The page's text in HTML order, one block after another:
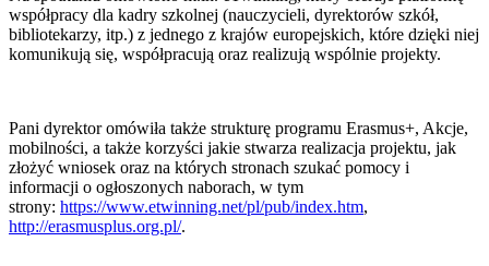
współpracy dla kadry szkolnej (nauczycieli, dyrektorów szkół,
bibliotekarzy, itp.) z jednego z krajów europejskich, które dzięki niej
komunikują się, współpracują oraz realizują wspólnie projekty.
Pani dyrektor omówiła także strukturę programu Erasmus+, Akcje,
mobilności, a także korzyści jakie stwarza realizacja projektu, jak
złożyć wniosek oraz na których stronach szukać pomocy i
informacji o ogłoszonych naborach, w tym
strony: https://www.etwinning.net/pl/pub/index.htm,
http://erasmusplus.org.pl/.